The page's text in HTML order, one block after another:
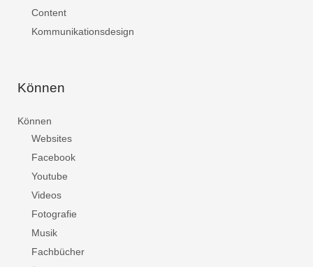
Content
Kommunikationsdesign
Können
Können
Websites
Facebook
Youtube
Videos
Fotografie
Musik
Fachbücher